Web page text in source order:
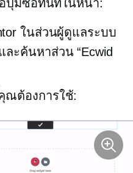
ปุ่มซื้อทันทีในหน้า:
ในส่วนผู้ดูแลระบบ
ะค้นหาส่วน “Ecwid
ณต้องการใช้: